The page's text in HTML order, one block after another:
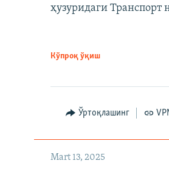
ҳузуридаги Транспорт
Кўпроқ ўқиш
Ўртоқлашинг
Mart 13, 2025